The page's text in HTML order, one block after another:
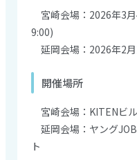
宮崎会場：2026年3
9:00)
延岡会場：2026年2
開催場所
宮崎会場：KITENビ
延岡会場：ヤング
ト